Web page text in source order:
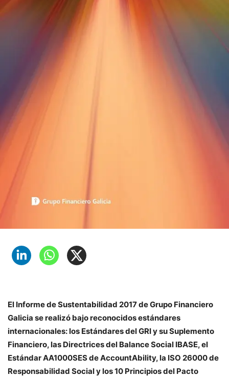
El Informe de Sustentabilidad 2017 de Grupo Financiero
Galicia se realizó bajo reconocidos estándares
internacionales: los Estándares del GRI y su Suplemento
Financiero, las Directrices del Balance Social IBASE, el
Estándar AA1000SES de AccountAbility, la ISO 26000 de
Responsabilidad Social y los 10 Principios del Pacto